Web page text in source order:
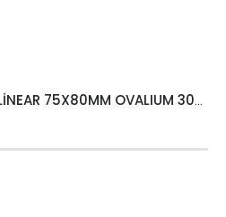
SARKIT LİNEAR 75X80MM OVALIUM 30W 4000 LM MT